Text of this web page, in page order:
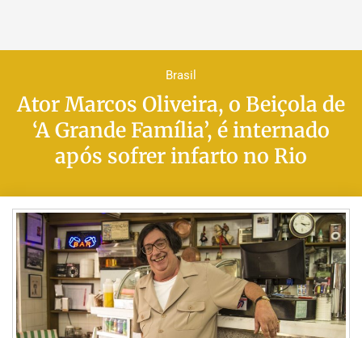
Brasil
Ator Marcos Oliveira, o Beiçola de
‘A Grande Família’, é internado
após sofrer infarto no Rio